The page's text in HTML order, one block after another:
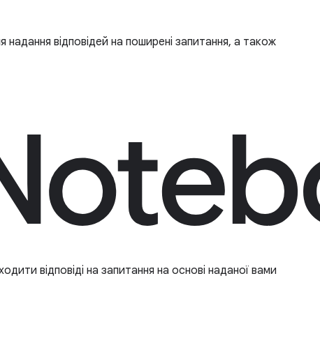
відповідей на поширені запитання, а також
відповіді на запитання на основі наданої вами